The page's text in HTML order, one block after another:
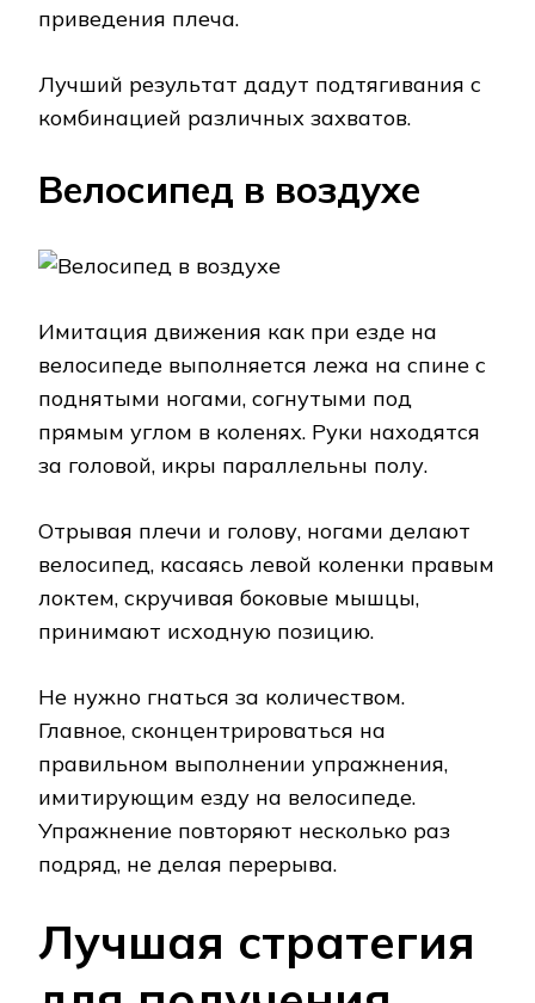
приведения плеча.
Лучший результат дадут подтягивания с
комбинацией различных захватов.
Велосипед в воздухе
Имитация движения как при езде на
велосипеде выполняется лежа на спине с
поднятыми ногами, согнутыми под
прямым углом в коленях. Руки находятся
за головой, икры параллельны полу.
Отрывая плечи и голову, ногами делают
велосипед, касаясь левой коленки правым
локтем, скручивая боковые мышцы,
принимают исходную позицию.
Не нужно гнаться за количеством.
Главное, сконцентрироваться на
правильном выполнении упражнения,
имитирующим езду на велосипеде.
Упражнение повторяют несколько раз
подряд, не делая перерыва.
Лучшая стратегия